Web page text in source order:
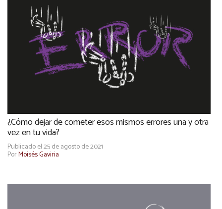
¿Cómo dejar de cometer esos mismos errores una y otra
vez en tu vida?
Publicado el 25 de agosto de 2021
PorMoisés Gaviria